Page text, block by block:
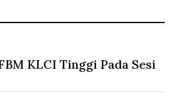
KLCI Tinggi Pada Sesi